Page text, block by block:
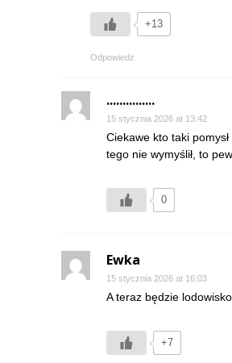
+13
Odpowiedz
...............
15 stycznia 2026 at 13:42
Ciekawe kto taki
tego nie wymyślił, to
0
Ewka
15 stycznia 2026 at 16:03
A teraz będzie
+7